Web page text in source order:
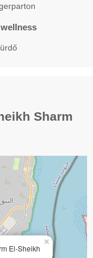
Sharm
El-Sheikh
×